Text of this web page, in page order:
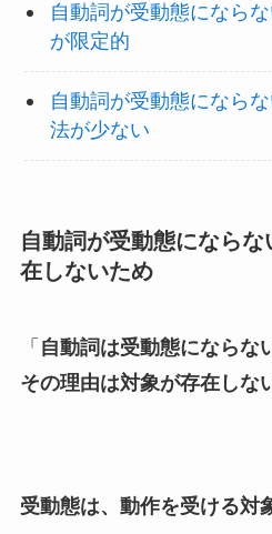
自動詞が受動態になら
が限定的
自動詞が受動態になら
法が少ない
自動詞が受動態になら
在しないため
「 自動詞は受動態にならな
その理由は対象が存在しな
受動態は、動作を受ける対